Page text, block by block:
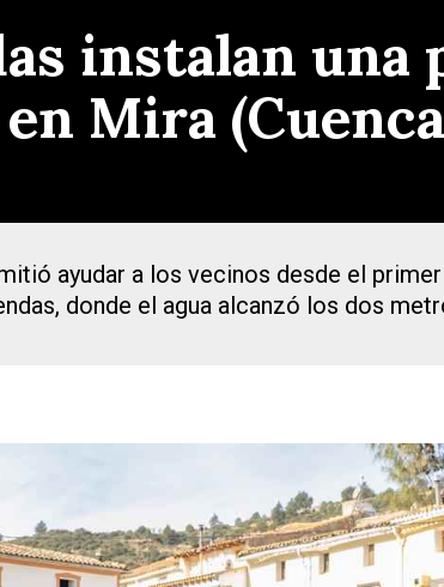
instalan una
Mira
ayudar a los vecinos desde el
donde el agua alcanzó los dos